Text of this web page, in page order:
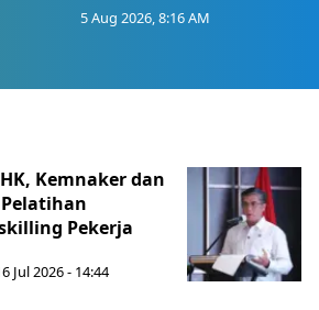
5 Aug 2026, 8:16 AM
Kemnaker dan
Pekerja
Jul 2026 - 14:44